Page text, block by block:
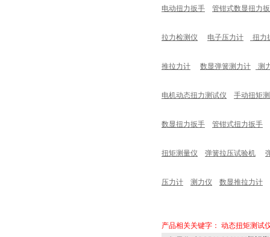
电动扭力扳手
管钳式数显扭力
拉力检测仪 电子压力计 扭力
推拉力计 数显弹簧测力计 测
电机动态扭力测试仪 手动扭矩
数显扭力扳手 管钳式扭力扳手
扭矩测量仪 弹簧拉压试验机
压力计 测力仪 数显推拉力计
产品相关关键字： 动态扭矩测试